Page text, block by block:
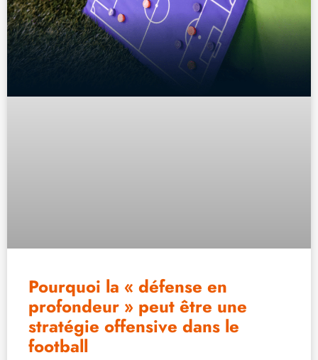
Pourquoi la « défense en
profondeur » peut être une
stratégie offensive dans le
football